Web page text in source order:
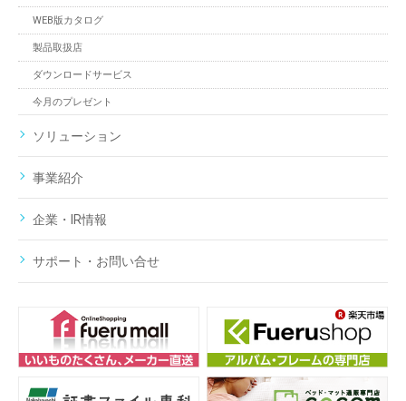
WEB版カタログ
製品取扱店
ダウンロードサービス
今月のプレゼント
ソリューション
事業紹介
企業・IR情報
サポート・お問い合せ